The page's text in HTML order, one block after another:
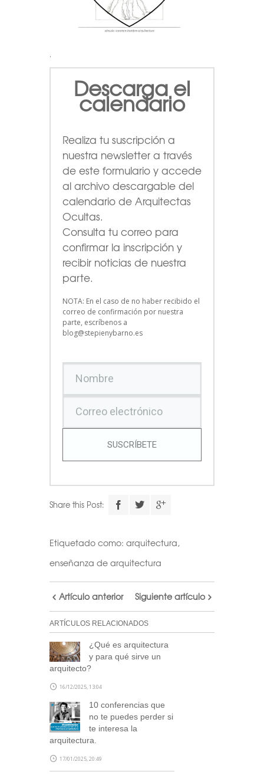
.
Descarga el
calendario
Realiza tu suscripción a
nuestra newsletter a través
de este formulario y accede
al archivo descargable del
calendario de Arquitectas
Ocultas.
Consulta tu correo para
confirmar la inscripción y
recibir noticias de nuestra
parte.
NOTA: En el caso de no haber recibido el
correo de confirmación por nuestra
parte, escríbenos a
blog@stepienybarno.es
SUSCRÍBETE
Share this Post:
Etiquetado como: arquitectura,
enseñanza de arquitectura
Artículo anterior Siguiente artículo
ARTÍCULOS RELACIONADOS
¿Qué es arquitectura
y para qué sirve un
arquitecto?
16/12/2025, 13:04
10 conferencias que
no te puedes perder si
te interesa la
arquitectura.
17/01/2025, 20:49